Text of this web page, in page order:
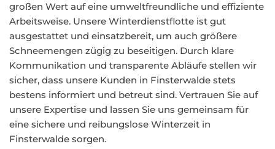
großen Wert auf eine umweltfreundliche und effiziente
Arbeitsweise. Unsere Winterdienstflotte ist gut
ausgestattet und einsatzbereit, um auch größere
Schneemengen zügig zu beseitigen. Durch klare
Kommunikation und transparente Abläufe stellen wir
sicher, dass unsere Kunden in Finsterwalde stets
bestens informiert und betreut sind. Vertrauen Sie auf
unsere Expertise und lassen Sie uns gemeinsam für
eine sichere und reibungslose Winterzeit in
Finsterwalde sorgen.